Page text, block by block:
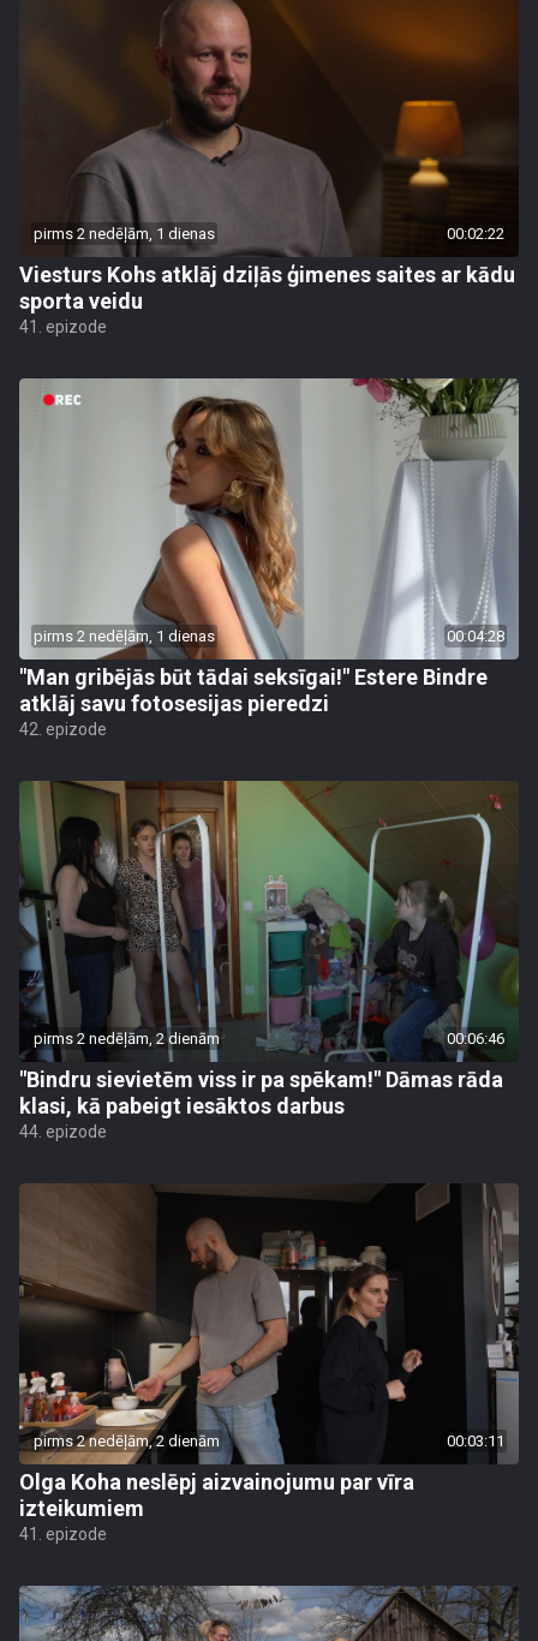
pirms 2 nedēļām, 1 dienas 00:02:22
Viesturs Kohs atklāj dziļās ģimenes saites ar kādu
sporta veidu
41. epizode
pirms 2 nedēļām, 1 dienas 00:04:28
"Man gribējās būt tādai seksīgai!" Estere Bindre
atklāj savu fotosesijas pieredzi
42. epizode
pirms 2 nedēļām, 2 dienām 00:06:46
"Bindru sievietēm viss ir pa spēkam!" Dāmas rāda
klasi, kā pabeigt iesāktos darbus
44. epizode
pirms 2 nedēļām, 2 dienām 00:03:11
Olga Koha neslēpj aizvainojumu par vīra
izteikumiem
41. epizode